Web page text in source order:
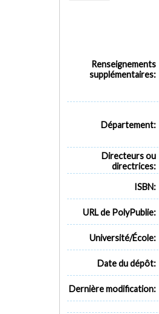
Renseignements
supplémentaires:
Département:
Directeurs ou
directrices:
ISBN:
URL de PolyPublie:
Université/École:
Date du dépôt:
Dernière modification: